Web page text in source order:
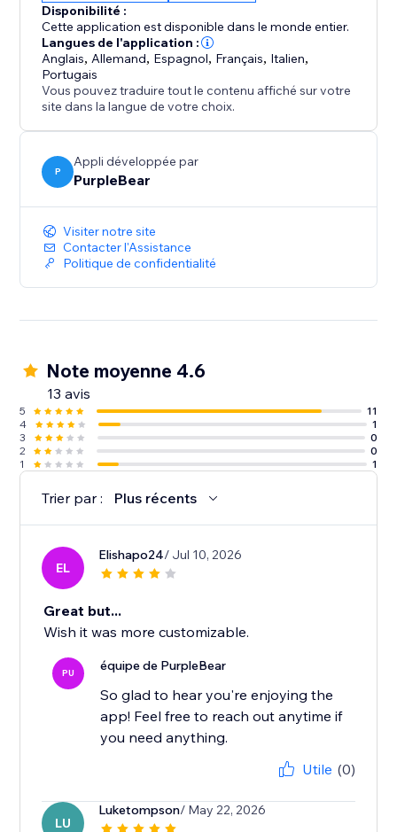
Disponibilité :
Cette application est disponible dans le monde entier.
Langues de l'application :
Anglais, Allemand, Espagnol, Français, Italien,
Portugais
Vous pouvez traduire tout le contenu affiché sur votre
site dans la langue de votre choix.
P
Appli développée par
PurpleBear
Visiter notre site
Contacter l'Assistance
Politique de confidentialité
Note moyenne 4.6
13 avis
5
11
4
1
3
0
2
0
1
1
Trier par : Plus récents
EL
Elishapo24/ Jul 10, 2026
Great but...
Wish it was more customizable.
PU équipe de PurpleBear
So glad to hear you're enjoying the
app! Feel free to reach out anytime if
you need anything.
Utile (0)
LU
Luketompson/ May 22, 2026